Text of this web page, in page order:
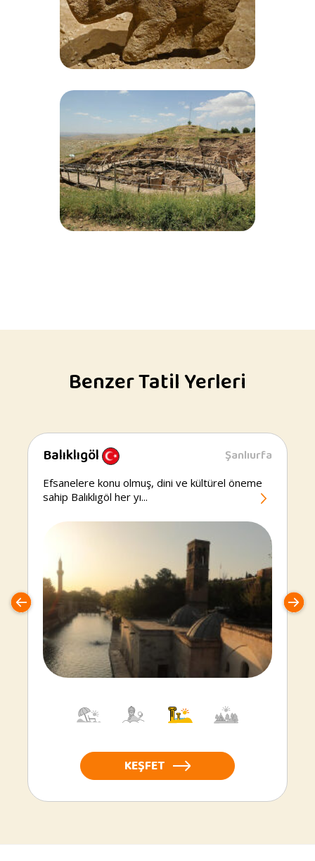
Benzer Tatil Yerleri
Balıklıgöl
Balıklıgöl Şanlıurfa
Efsanelere konu olmuş, dini ve kültürel öneme
sahip Balıklıgöl her yı...
KEŞFET